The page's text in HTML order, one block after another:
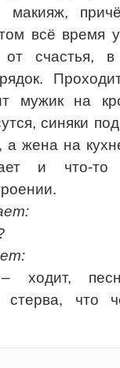
макияж,
всё время
от счастья,
мужик на
синяки
а жена на
и что-то
стерва, что